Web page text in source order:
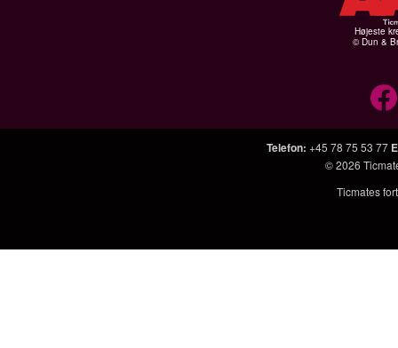
Højeste
© Dun &
Telefon: +45 78 75 53 77
© 2026
Ticmates